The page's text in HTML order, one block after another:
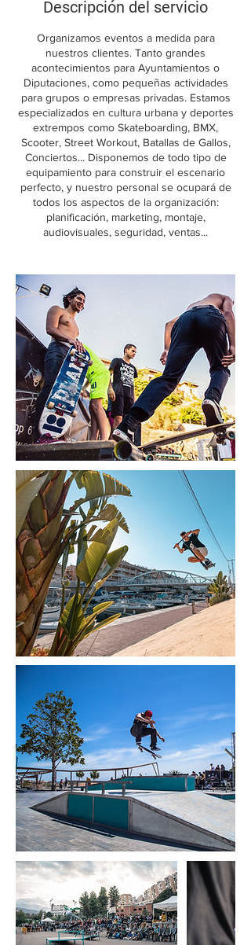
Descripción del servicio
Organizamos eventos a medida para
nuestros clientes. Tanto grandes
acontecimientos para Ayuntamientos o
Diputaciones, como pequeñas actividades
para grupos o empresas privadas. Estamos
especializados en cultura urbana y deportes
extrempos como Skateboarding, BMX,
Scooter, Street Workout, Batallas de Gallos,
Conciertos... Disponemos de todo tipo de
equipamiento para construir el escenario
perfecto, y nuestro personal se ocupará de
todos los aspectos de la organización:
planificación, marketing, montaje,
audiovisuales, seguridad, ventas...